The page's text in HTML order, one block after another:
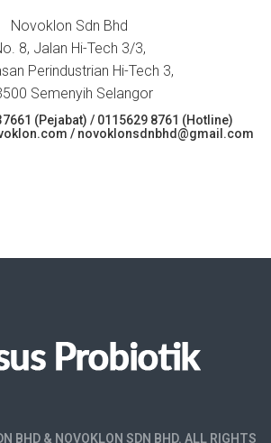
Novoklon Sdn Bhd
8, Jalan Hi-Tech 3/3,
Perindustrian Hi-Tech 3,
Semenyih Selangor
(Pejabat) / 0115629 8761 (Hotline)
/ novoklonsdnbhd@gmail.com
BHD & NOVOKLON SDN BHD. ALL RIGHTS